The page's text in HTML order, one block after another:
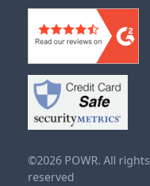
©2026 POWR. All rights
reserved